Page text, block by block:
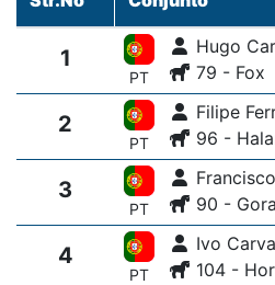
1
PT
Hugo
79 - Fox
2
PT
Filipe
96 -
3
PT
90 -
4
PT
Ivo
104 -